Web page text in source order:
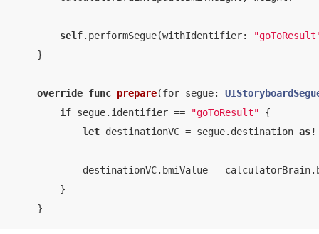
self.performSegue(withIdentifier:
    }
override func prepare(for segue:
if segue.identifier == "goToResult" {
let destinationVC = segue.destination as!
            destinationVC.bmiValue
=
        }
    }